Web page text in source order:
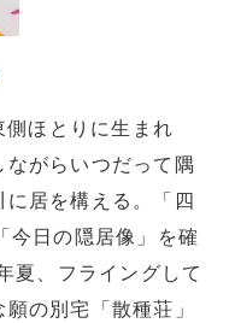
ほとりに生まれ
がらいつだって隅
居を構える。「四
今日の隠居像」を確
夏、フライングして
の別宅「散種荘」